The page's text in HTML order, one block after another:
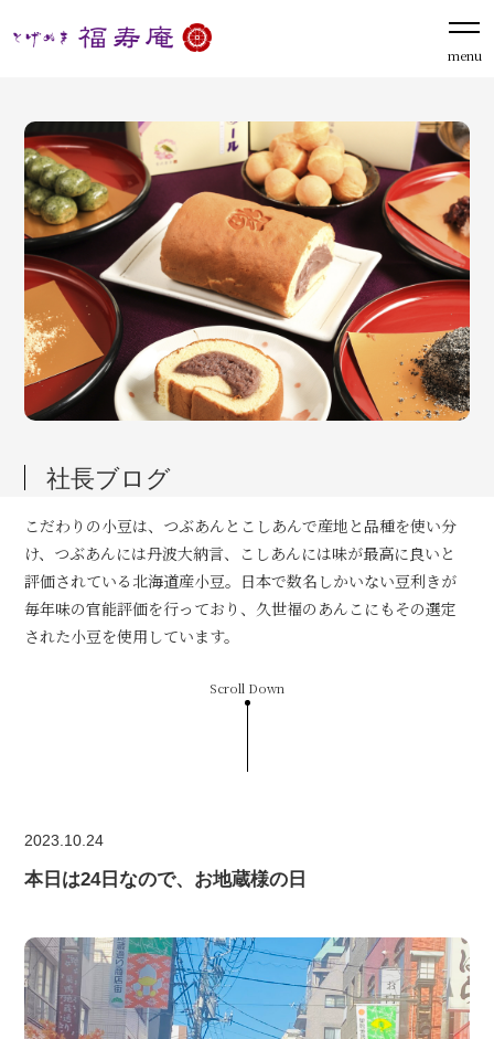
menu
社長ブログ
こだわりの小豆は、つぶあんとこしあんで産地と品種を使い分
け、つぶあんには丹波大納言、こしあんには味が最高に良いと
評価されている北海道産小豆。日本で数名しかいない豆利きが
毎年味の官能評価を行っており、久世福のあんこにもその選定
された小豆を使用しています。
Scroll Down
2023.10.24
本日は24日なので、お地蔵様の日